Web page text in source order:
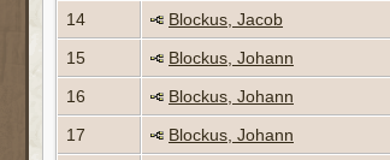
14
Blockus, Jacob
15
Blockus, Johann
16
Blockus, Johann
17
Blockus, Johann